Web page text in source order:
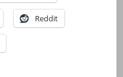
Reddit